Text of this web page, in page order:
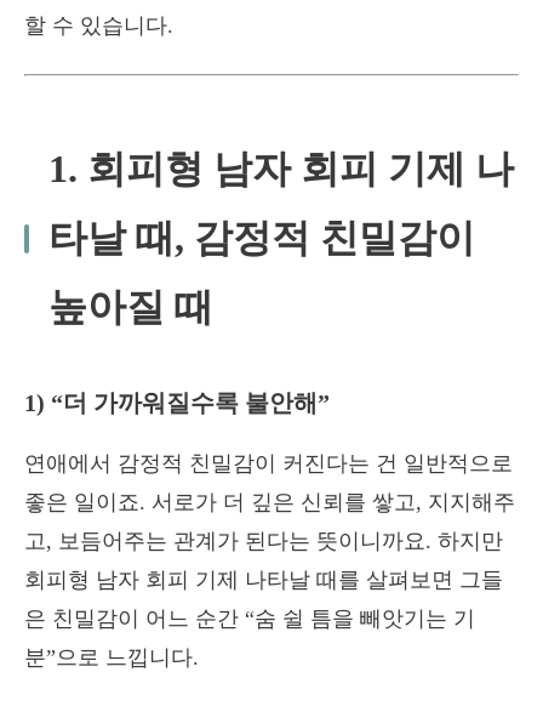
할 수 있습니다.
1. 회피형 남자 회피 기제 나
타날 때, 감정적 친밀감이
높아질 때
1) “더 가까워질수록 불안해”
연애에서 감정적 친밀감이 커진다는 건 일반적으로
좋은 일이죠. 서로가 더 깊은 신뢰를 쌓고, 지지해주
고, 보듬어주는 관계가 된다는 뜻이니까요. 하지만
회피형 남자 회피 기제 나타날 때를 살펴보면 그들
은 친밀감이 어느 순간 “숨 쉴 틈을 빼앗기는 기
분”으로 느낍니다.